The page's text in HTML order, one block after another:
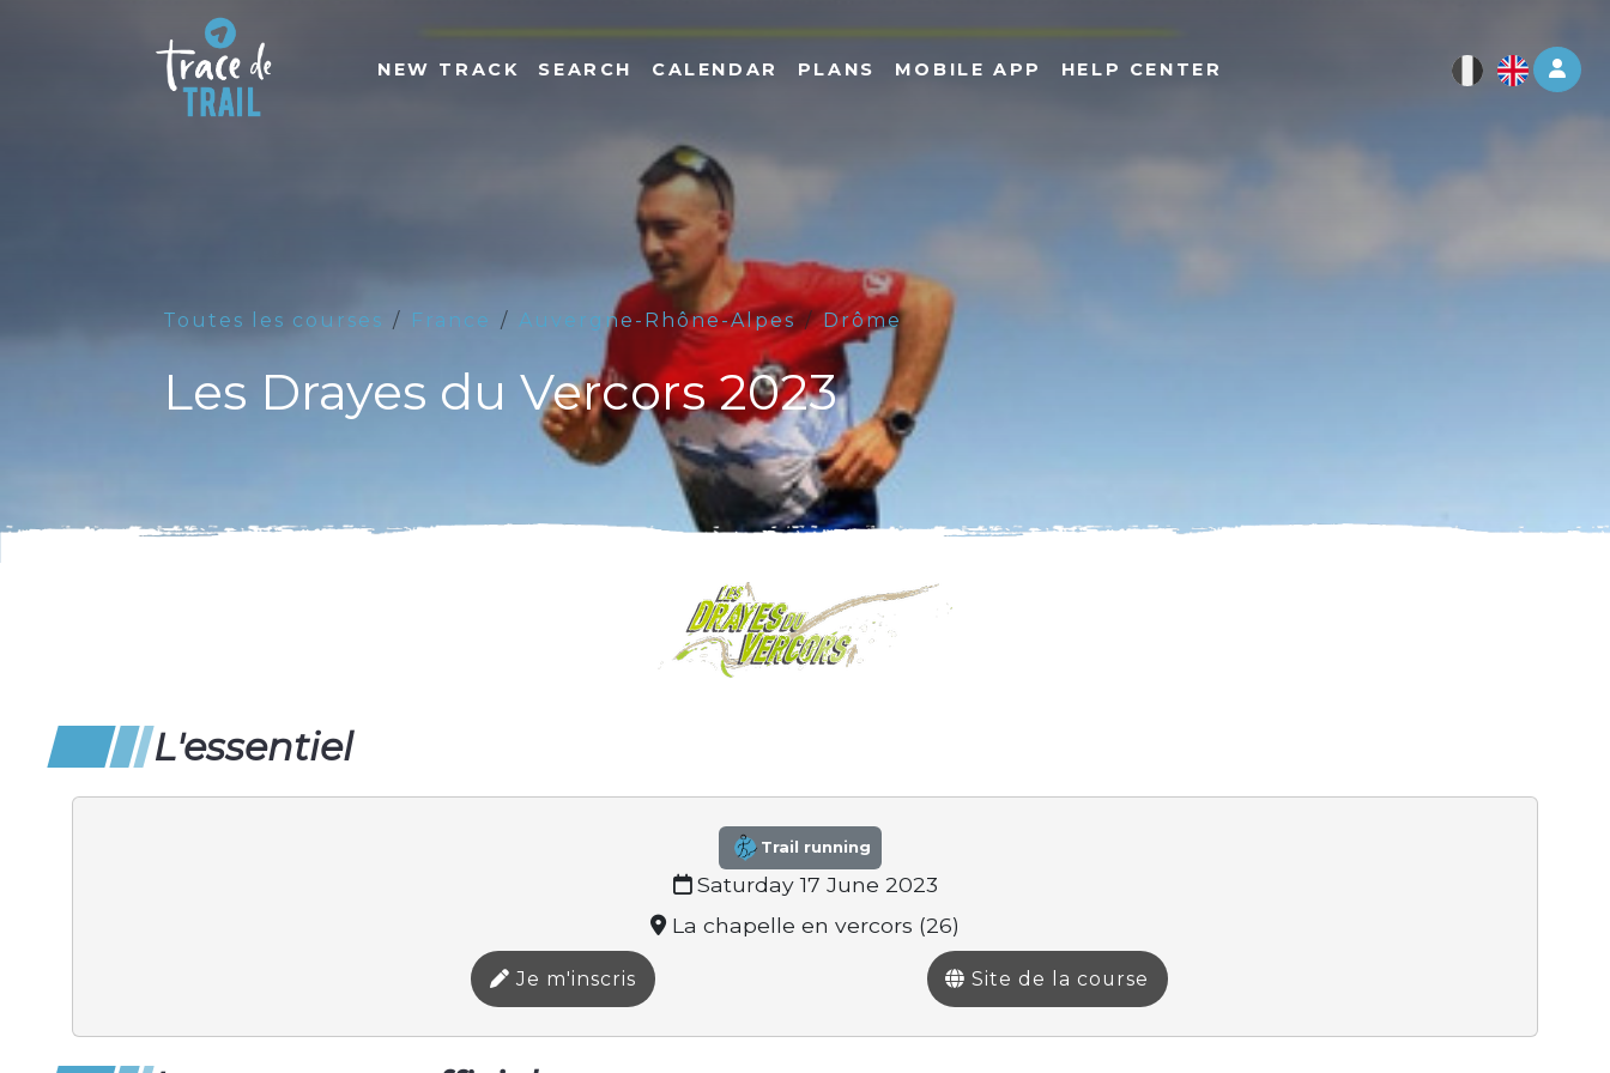
Log
NEW TRACK SEARCH CALENDAR PLANS MOBILE APP HELP CENTER
Toutes les courses France Auvergne-Rhône-Alpes Drôme
Les Drayes du Vercors 2023
L'essentiel
Trail running
Saturday 17 June 2023
La chapelle en vercors (26)
Je m'inscris Site de la course